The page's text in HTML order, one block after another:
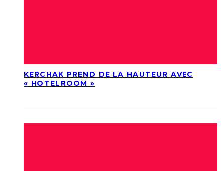
KERCHAK PREND DE LA HAUTEUR AVEC
« HOTELROOM »